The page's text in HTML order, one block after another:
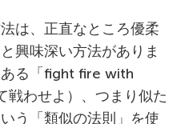
は、正直なところ優柔
興味深い方法がありま
る「fight fire with
戦わせよ）、つまり似た
う「類似の法則」を使